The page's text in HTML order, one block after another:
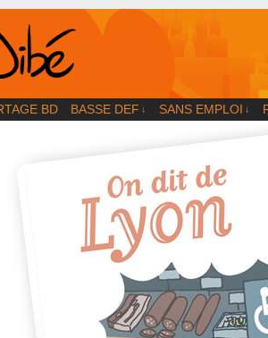
| Illustration | Blog
BD BASSE DEF ↓ SANS EMPLOI ↓